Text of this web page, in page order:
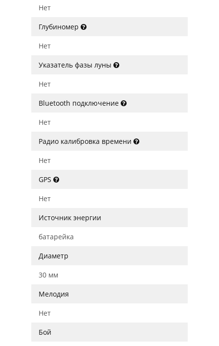
Нет
Глубиномер
Нет
Указатель фазы луны
Нет
Bluetooth подключение
Нет
Радио калибровка времени
Нет
GPS
Нет
Источник энергии
батарейка
Диаметр
30 мм
Мелодия
Нет
Бой